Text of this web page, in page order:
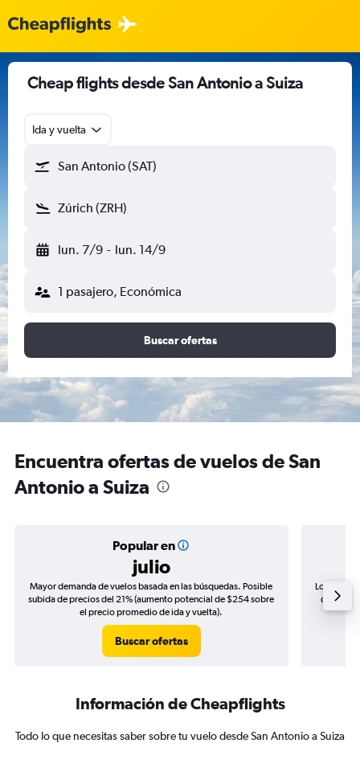
Cheap flights desde San Antonio a Suiza
Ida y vuelta
San Antonio (SAT)
Zúrich (ZRH)
lun. 7/9 - lun. 14/9
1 pasajero, Económica
Buscar ofertas
Encuentra ofertas de vuelos de San
Antonio a Suiza
Popular en
julio
Mayor demanda de vuelos basada en las búsquedas. Posible
subida de precios del 21% (aumento potencial de $254 sobre
el precio promedio de ida y vuelta).
Buscar ofertas
Los
de
Información de Cheapflights
Todo lo que necesitas saber sobre tu vuelo desde San Antonio a Suiza